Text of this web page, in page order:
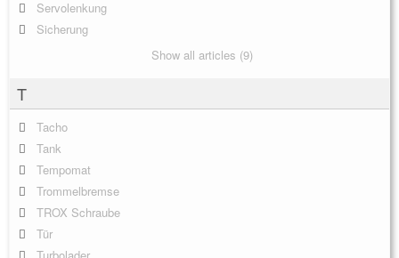
Servolenkung
Sicherung
Show all articles (9)
T
Tacho
Tank
Tempomat
Trommelbremse
TROX Schraube
Tür
Turbolader